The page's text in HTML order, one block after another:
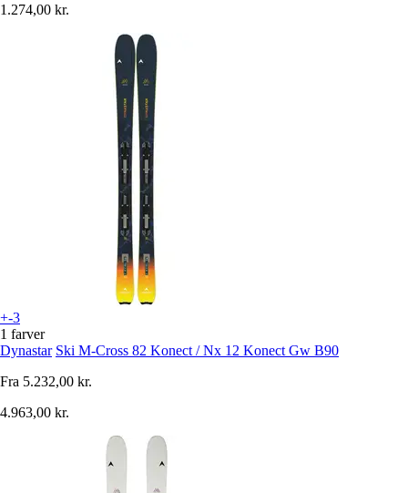
1.274,00 kr.
+-3
1 farver
Dynastar Ski M-Cross 82 Konect / Nx 12 Konect Gw B90
Fra 5.232,00 kr.
4.963,00 kr.